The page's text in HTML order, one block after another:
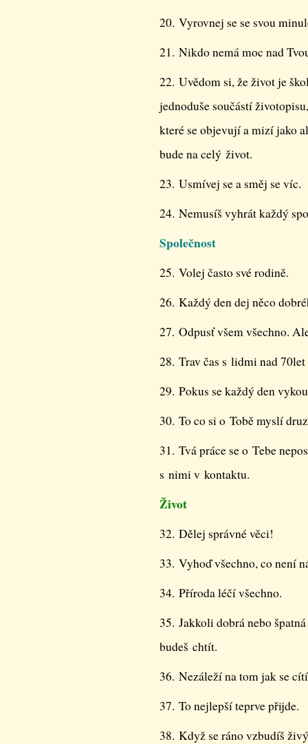
20. Vyrovnej se se svou
21. Nikdo nemá moc nad
22. Uvědom si, že život je
jednoduše součástí životopisu,
které se objevují a mizí jako
bude na celý život.
23. Usmívej se a směj se víc.
24. Nemusíš vyhrát každý
Společnost
25. Volej často své rodině.
26. Každý den dej něco
27. Odpusť všem všechno.
28. Trav čas s lidmi nad
29. Pokus se každý den
30. To co si o Tobě myslí
31. Tvá práce se o Tebe
s nimi v kontaktu.
Život
32. Dělej správné věci!
33. Vyhoď všechno, co není
34. Příroda léčí všechno.
35. Jakkoli dobrá nebo
budeš chtít.
36. Nezáleží na tom jak se
37. To nejlepší teprve přijde.
38. Když se ráno vzbudíš